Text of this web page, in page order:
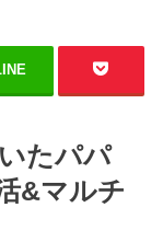
たパパ
&マルチ